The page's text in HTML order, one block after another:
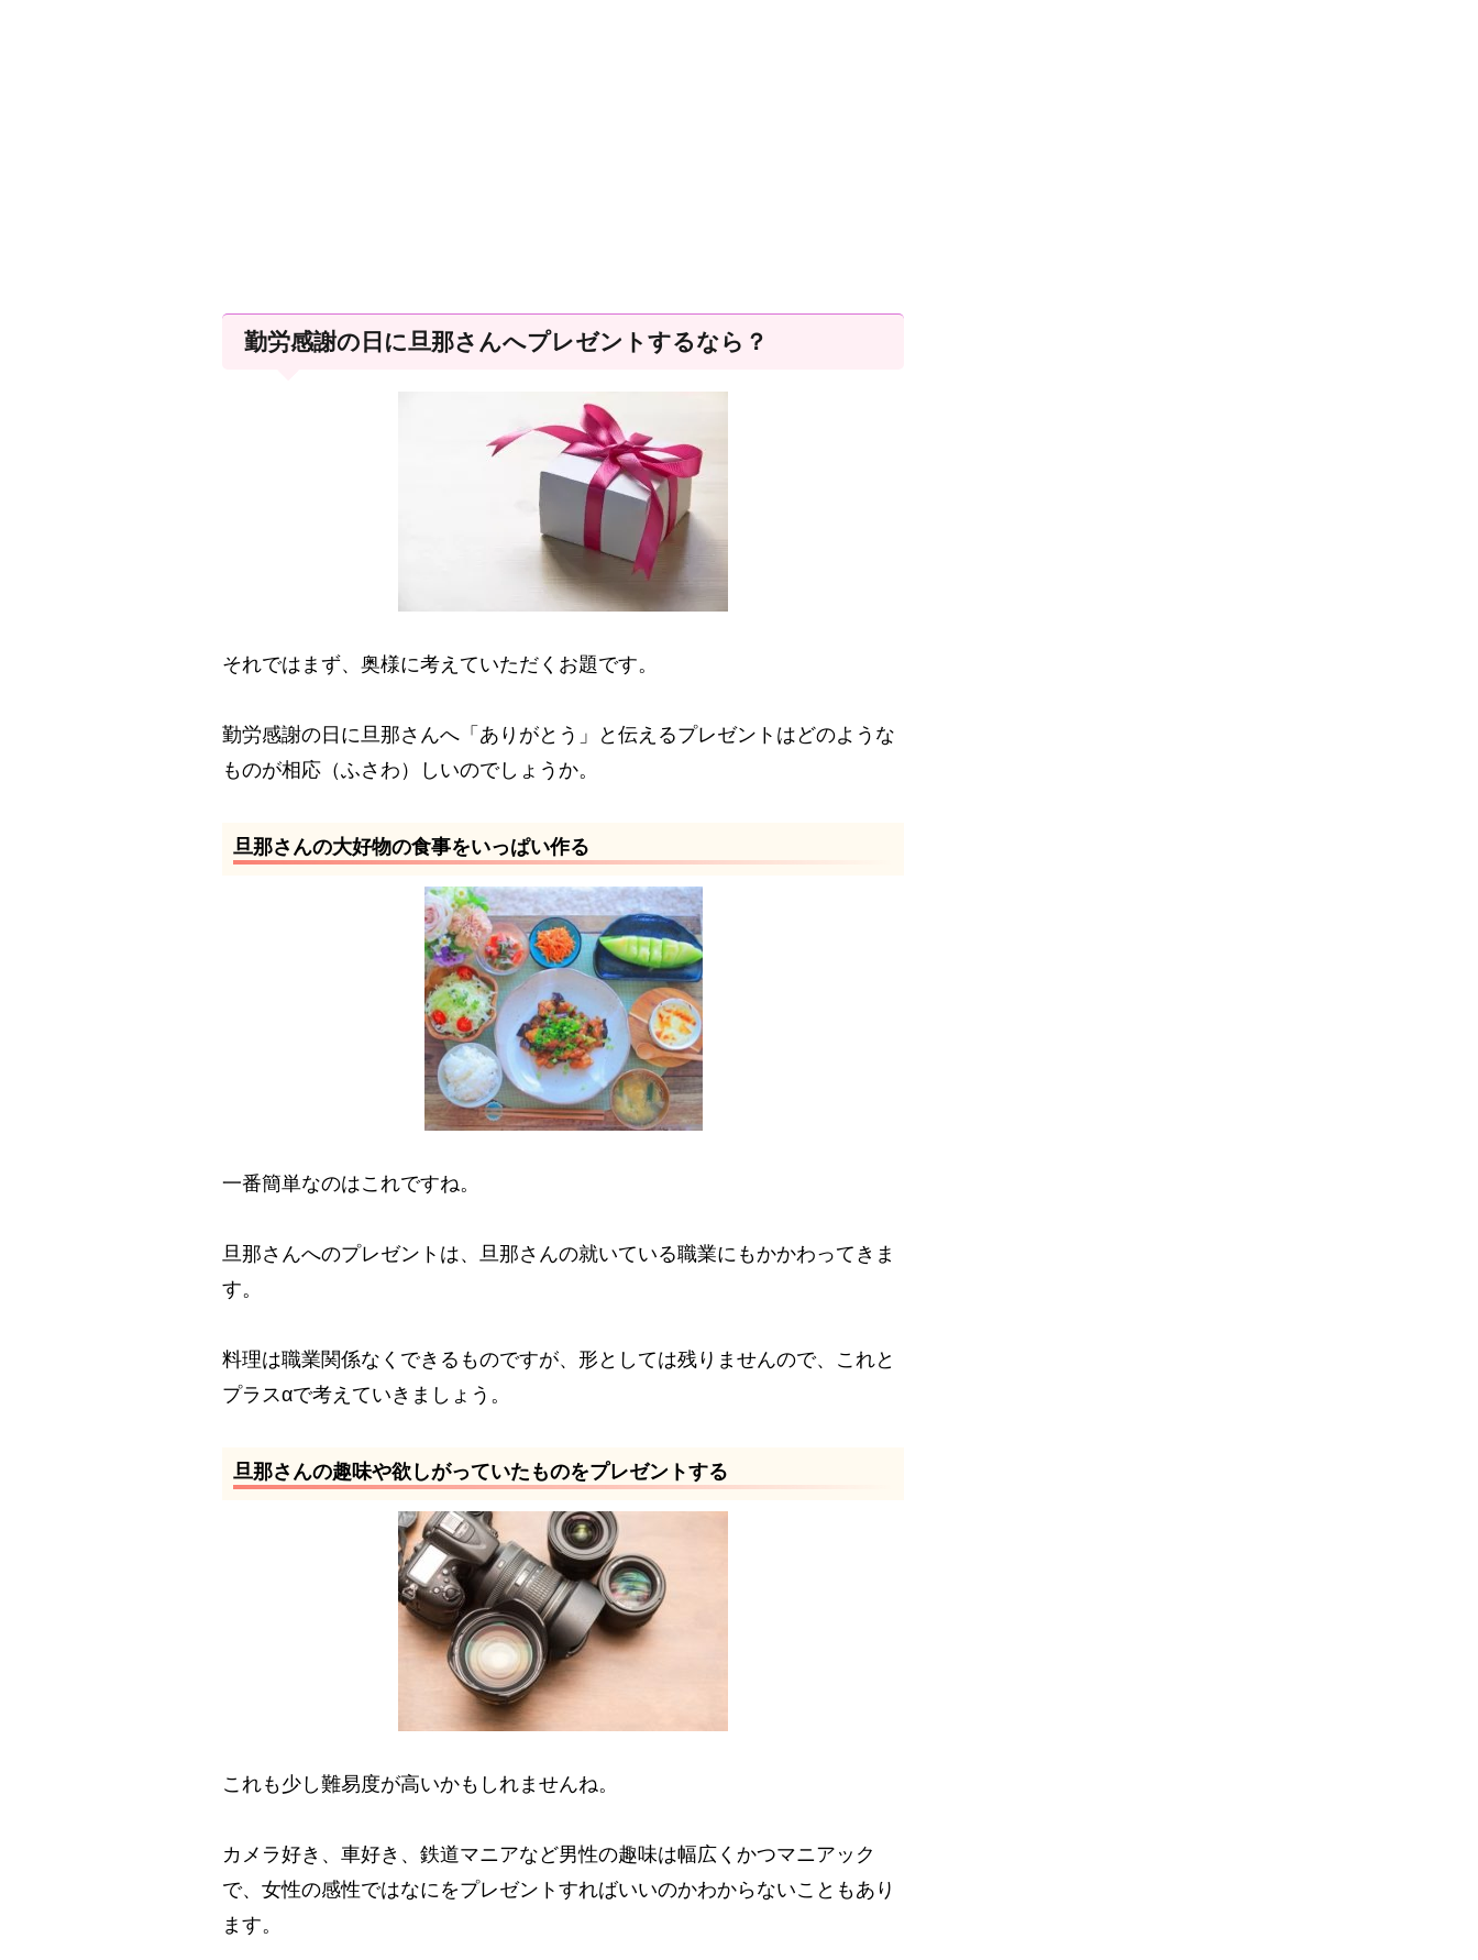
勤労感謝の日に旦那さんへプレゼントするなら？
それではまず、奥様に考えていただくお題です。
勤労感謝の日に旦那さんへ「ありがとう」と伝えるプレゼントはどのような
ものが相応（ふさわ）しいのでしょうか。
旦那さんの大好物の食事をいっぱい作る
一番簡単なのはこれですね。
旦那さんへのプレゼントは、旦那さんの就いている職業にもかかわってきま
す。
料理は職業関係なくできるものですが、形としては残りませんので、これと
プラスαで考えていきましょう。
旦那さんの趣味や欲しがっていたものをプレゼントする
これも少し難易度が高いかもしれませんね。
カメラ好き、車好き、鉄道マニアなど男性の趣味は幅広くかつマニアック
で、女性の感性ではなにをプレゼントすればいいのかわからないこともあり
ます。